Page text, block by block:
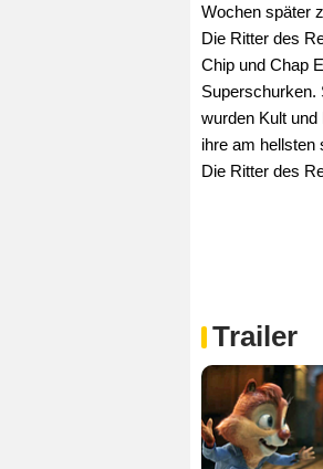
Wochen später
Die Ritter des
Chip und Chap
Superschurken.
wurden Kult
ihre am hellsten
Die Ritter des
Trailer